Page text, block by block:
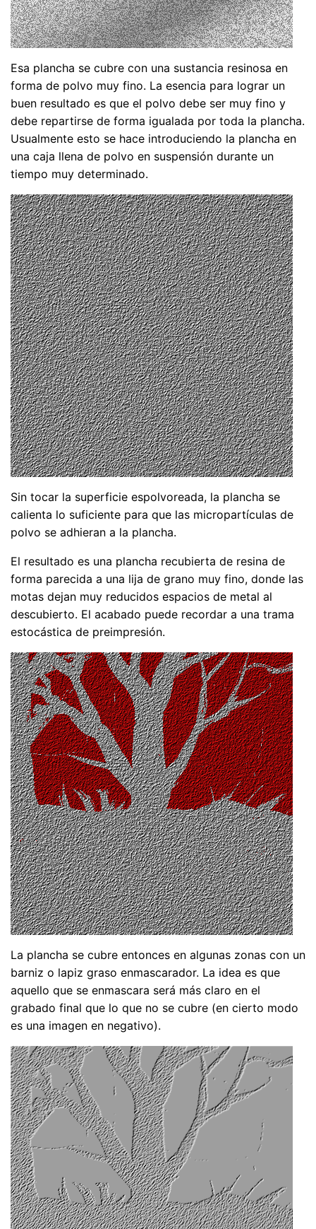
Esa plancha se cubre con una sustancia resinosa en
forma de polvo muy fino. La esencia para lograr un
buen resultado es que el polvo debe ser muy fino y
debe repartirse de forma igualada por toda la plancha.
Usualmente esto se hace introduciendo la plancha en
una caja llena de polvo en suspensión durante un
tiempo muy determinado.
Sin tocar la superficie espolvoreada, la plancha se
calienta lo suficiente para que las micropartículas de
polvo se adhieran a la plancha.
El resultado es una plancha recubierta de resina de
forma parecida a una lija de grano muy fino, donde las
motas dejan muy reducidos espacios de metal al
descubierto. El acabado puede recordar a una trama
estocástica de preimpresión.
La plancha se cubre entonces en algunas zonas con un
barniz o lapiz graso enmascarador. La idea es que
aquello que se enmascara será más claro en el
grabado final que lo que no se cubre (en cierto modo
es una imagen en negativo).